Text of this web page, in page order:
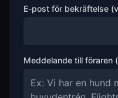
E-post för bekräftelse
Meddelande till föraren